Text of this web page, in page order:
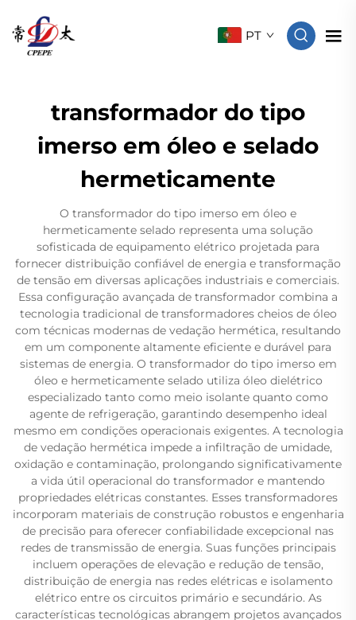
PT
transformador do tipo
imerso em óleo e selado
hermeticamente
O transformador do tipo imerso em óleo e
hermeticamente selado representa uma solução
sofisticada de equipamento elétrico projetada para
fornecer distribuição confiável de energia e transformação
de tensão em diversas aplicações industriais e comerciais.
Essa configuração avançada de transformador combina a
tecnologia tradicional de transformadores cheios de óleo
com técnicas modernas de vedação hermética, resultando
em um componente altamente eficiente e durável para
sistemas de energia. O transformador do tipo imerso em
óleo e hermeticamente selado utiliza óleo dielétrico
especializado tanto como meio isolante quanto como
agente de refrigeração, garantindo desempenho ideal
mesmo em condições operacionais exigentes. A tecnologia
de vedação hermética impede a infiltração de umidade,
oxidação e contaminação, prolongando significativamente
a vida útil operacional do transformador e mantendo
propriedades elétricas constantes. Esses transformadores
incorporam materiais de construção robustos e engenharia
de precisão para oferecer confiabilidade excepcional nas
redes de transmissão de energia. Suas funções principais
incluem operações de elevação e redução de tensão,
distribuição de energia nas redes elétricas e isolamento
elétrico entre os circuitos primário e secundário. As
características tecnológicas abrangem projetos avançados